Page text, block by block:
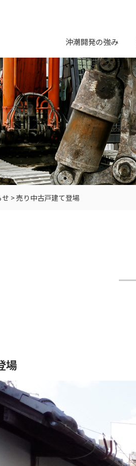
沖潮開発の強み
せ >売り中古戸建て登場
場